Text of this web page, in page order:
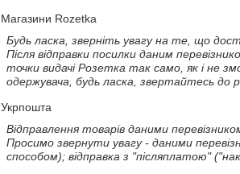
Магазини Rozetka
Будь ласка, зверніть увагу на те, що
Після відправки посилки даним
точки видачі Розетка так само, як і не
одержувача, будь ласка, звертайтесь до
Укрпошта
Відправлення товарів даними
Просимо звернути увагу - даними
способом); відправка з "післяплатою"